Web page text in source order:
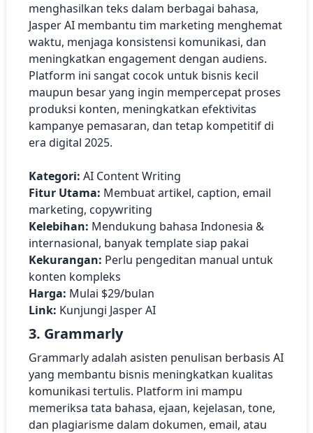
menghasilkan teks dalam berbagai bahasa,
Jasper AI membantu tim marketing menghemat
waktu, menjaga konsistensi komunikasi, dan
meningkatkan engagement dengan audiens.
Platform ini sangat cocok untuk bisnis kecil
maupun besar yang ingin mempercepat proses
produksi konten, meningkatkan efektivitas
kampanye pemasaran, dan tetap kompetitif di
era digital 2025.
Kategori: AI Content Writing
Fitur Utama: Membuat artikel, caption, email
marketing, copywriting
Kelebihan: Mendukung bahasa Indonesia &
internasional, banyak template siap pakai
Kekurangan: Perlu pengeditan manual untuk
konten kompleks
Harga: Mulai $29/bulan
Link: Kunjungi Jasper AI
3. Grammarly
Grammarly adalah asisten penulisan berbasis AI
yang membantu bisnis meningkatkan kualitas
komunikasi tertulis. Platform ini mampu
memeriksa tata bahasa, ejaan, kejelasan, tone,
dan plagiarisme dalam dokumen, email, atau